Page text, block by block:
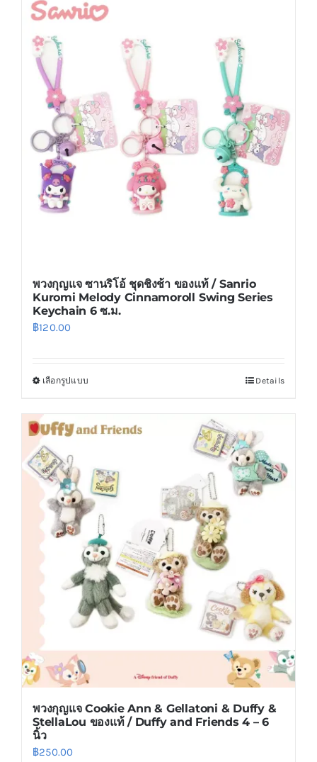
พวงกุญแจ ซานริโอ้ ชุดชิงช้า ของแท้ / Sanrio
Kuromi Melody Cinnamoroll Swing Series
Keychain 6 ซ.ม.
฿120.00
เลือกรูปแบบ
has
The
options
may
be
chosen
on
the
product
Details
พวงกุญแจ Cookie Ann & Gellatoni & Duffy &
StellaLou ของแท้ / Duffy and Friends 4 – 6
นิ้ว
฿250.00